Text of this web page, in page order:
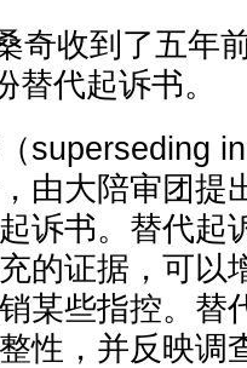
收到了五年
代起诉书。
由大陪审团提
诉书。替代起
的证据，可以
某些指控。替
性，并反映调